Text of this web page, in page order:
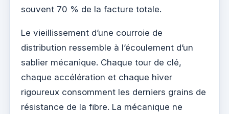
souvent 70 % de la facture totale.
Le vieillissement d’une courroie de
distribution ressemble à l’écoulement d’un
sablier mécanique. Chaque tour de clé,
chaque accélération et chaque hiver
rigoureux consomment les derniers grains de
résistance de la fibre. La mécanique ne